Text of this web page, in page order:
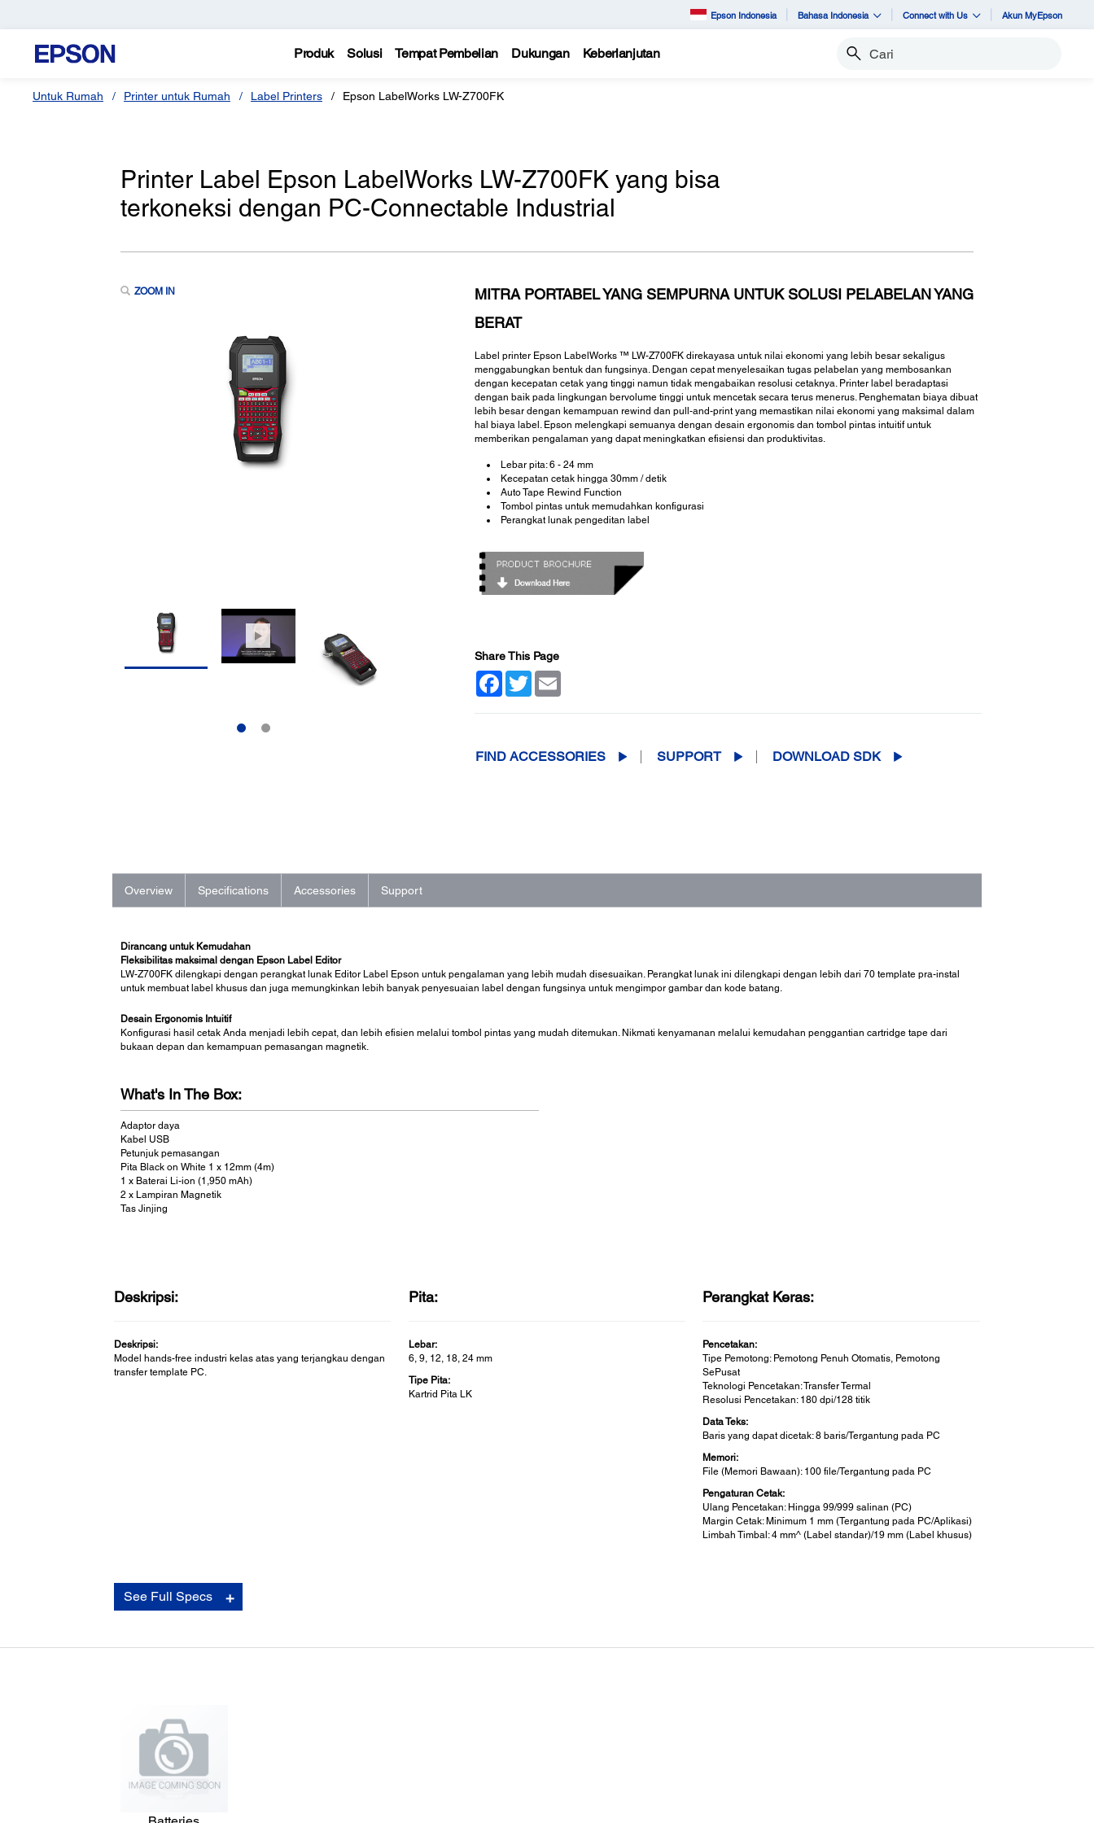
Epson Indonesia Bahasa Indonesia Connect with Us Akun MyEpson
Produk Solusi Tempat Pembelian Dukungan Keberlanjutan Cari
Untuk Rumah Printer untuk Rumah Label Printers Epson LabelWorks LW-Z700FK
Printer Label Epson LabelWorks LW-Z700FK yang bisa
terkoneksi dengan PC-Connectable Industrial
ZOOM IN
MITRA PORTABEL YANG SEMPURNA UNTUK SOLUSI PELABELAN YANG
BERAT
Label printer Epson LabelWorks ™ LW-Z700FK direkayasa untuk nilai ekonomi yang lebih besar sekaligus
menggabungkan bentuk dan fungsinya. Dengan cepat menyelesaikan tugas pelabelan yang membosankan
dengan kecepatan cetak yang tinggi namun tidak mengabaikan resolusi cetaknya. Printer label beradaptasi
dengan baik pada lingkungan bervolume tinggi untuk mencetak secara terus menerus. Penghematan biaya dibuat
lebih besar dengan kemampuan rewind dan pull-and-print yang memastikan nilai ekonomi yang maksimal dalam
hal biaya label. Epson melengkapi semuanya dengan desain ergonomis dan tombol pintas intuitif untuk
memberikan pengalaman yang dapat meningkatkan efisiensi dan produktivitas.
Lebar pita: 6 - 24 mm
Kecepatan cetak hingga 30mm / detik
Auto Tape Rewind Function
Tombol pintas untuk memudahkan konfigurasi
Perangkat lunak pengeditan label
Share This Page
Facebook
TwitterEmail
FIND ACCESSORIES SUPPORT DOWNLOAD SDK
Overview Specifications Accessories Support
Dirancang untuk Kemudahan
Fleksibilitas maksimal dengan Epson Label Editor
LW-Z700FK dilengkapi dengan perangkat lunak Editor Label Epson untuk pengalaman yang lebih mudah disesuaikan. Perangkat lunak ini dilengkapi dengan lebih dari 70 template pra-instal
untuk membuat label khusus dan juga memungkinkan lebih banyak penyesuaian label dengan fungsinya untuk mengimpor gambar dan kode batang.
Desain Ergonomis Intuitif
Konfigurasi hasil cetak Anda menjadi lebih cepat, dan lebih efisien melalui tombol pintas yang mudah ditemukan. Nikmati kenyamanan melalui kemudahan penggantian cartridge tape dari
bukaan depan dan kemampuan pemasangan magnetik.
What's In The Box:
Adaptor daya
Kabel USB
Petunjuk pemasangan
Pita Black on White 1 x 12mm (4m)
1 x Baterai Li-ion (1,950 mAh)
2 x Lampiran Magnetik
Tas Jinjing
Deskripsi:
Deskripsi:
Model hands-free industri kelas atas yang terjangkau dengan
transfer template PC.
Pita:
Lebar:
6, 9, 12, 18, 24 mm
Tipe Pita:
Kartrid Pita LK
Perangkat Keras:
Pencetakan:
Tipe Pemotong: Pemotong Penuh Otomatis, Pemotong
SePusat
Teknologi Pencetakan: Transfer Termal
Resolusi Pencetakan: 180 dpi/128 titik
Data Teks:
Baris yang dapat dicetak: 8 baris/Tergantung pada PC
Memori:
File (Memori Bawaan): 100 file/Tergantung pada PC
Pengaturan Cetak:
Ulang Pencetakan: Hingga 99/999 salinan (PC)
Margin Cetak: Minimum 1 mm (Tergantung pada PC/Aplikasi)
Limbah Timbal: 4 mm^ (Label standar)/19 mm (Label khusus)
Pengaturan Karakter:
See Full Specs